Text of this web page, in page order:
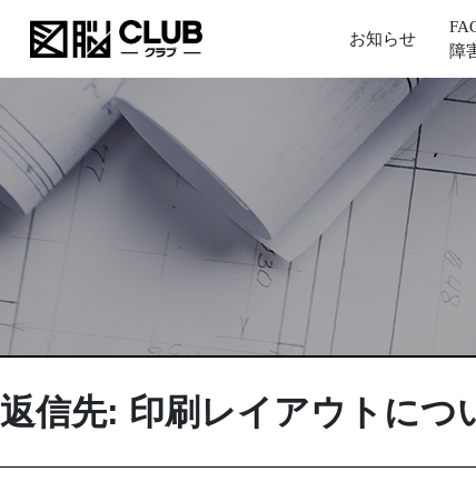
お知らせ
障
返信先: 印刷レイアウトにつ